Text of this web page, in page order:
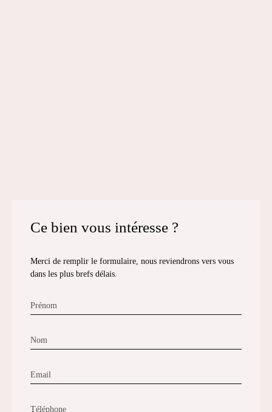
Ce bien vous intéresse ?
Merci de remplir le formulaire, nous reviendrons vers vous
dans les plus brefs délais.
Prénom
Nom
Email
Téléphone